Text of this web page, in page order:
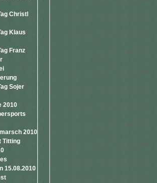
Christl
Klaus
Franz
Sojer
2010
2010
Titting
15.08.2010